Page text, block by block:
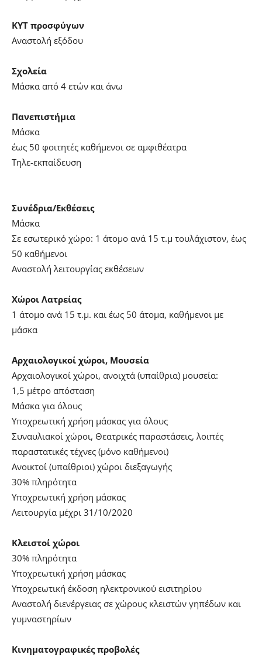
ΚΥΤ προσφύγων
Αναστολή εξόδου
Σχολεία
Μάσκα από 4 ετών και άνω
Πανεπιστήμια
Μάσκα
έως 50 φοιτητές καθήμενοι σε αμφιθέατρα
Τηλε-εκπαίδευση
Συνέδρια/Εκθέσεις
Μάσκα
Σε εσωτερικό χώρο: 1 άτομο ανά 15 τ.μ τουλάχιστον, έως
50 καθήμενοι
Αναστολή λειτουργίας εκθέσεων
Χώροι Λατρείας
1 άτομο ανά 15 τ.μ. και έως 50 άτομα, καθήμενοι με
μάσκα
Αρχαιολογικοί χώροι, Μουσεία
Αρχαιολογικοί χώροι, ανοιχτά (υπαίθρια) μουσεία:
1,5 μέτρο απόσταση
Μάσκα για όλους
Yποχρεωτική χρήση μάσκας για όλους
Συναυλιακοί χώροι, Θεατρικές παραστάσεις, λοιπές
παραστατικές τέχνες (μόνο καθήμενοι)
Ανοικτοί (υπαίθριοι) χώροι διεξαγωγής
30% πληρότητα
Yποχρεωτική χρήση μάσκας
Λειτουργία μέχρι 31/10/2020
Κλειστοί χώροι
30% πληρότητα
Yποχρεωτική χρήση μάσκας
Υποχρεωτική έκδοση ηλεκτρονικού εισιτηρίου
Αναστολή διενέργειας σε χώρους κλειστών γηπέδων και
γυμναστηρίων
Κινηματογραφικές προβολές